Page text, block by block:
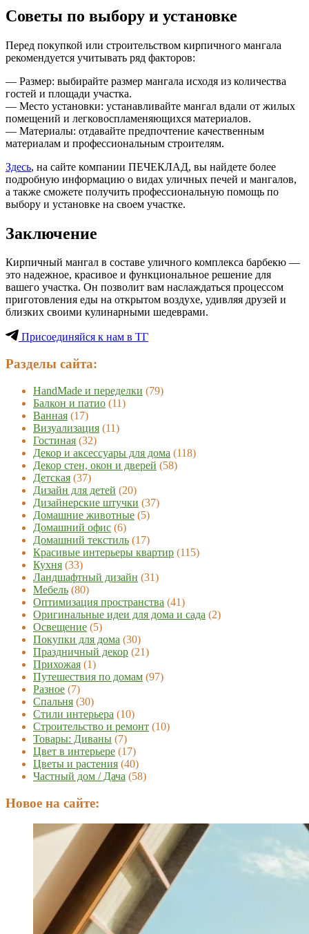
Советы по выбору и установке
Перед покупкой или строительством кирпичного мангала
рекомендуется учитывать ряд факторов:
— Размер: выбирайте размер мангала исходя из количества
гостей и площади участка.
— Место установки: устанавливайте мангал вдали от жилых
помещений и легковоспламеняющихся материалов.
— Материалы: отдавайте предпочтение качественным
материалам и профессиональным строителям.
Здесь, на сайте компании ПЕЧЕКЛАД, вы найдете более
подробную информацию о видах уличных печей и мангалов,
а также сможете получить профессиональную помощь по
выбору и установке на своем участке.
Заключение
Кирпичный мангал в составе уличного комплекса барбекю —
это надежное, красивое и функциональное решение для
вашего участка. Он позволит вам наслаждаться процессом
приготовления еды на открытом воздухе, удивляя друзей и
близких своими кулинарными шедеврами.
Присоединяйся к нам в ТГ
Разделы сайта:
HandMade и переделки (79)
Балкон и патио (11)
Ванная (17)
Визуализация (11)
Гостиная (32)
Декор и аксессуары для дома (118)
Декор стен, окон и дверей (58)
Детская (37)
Дизайн для детей (20)
Дизайнерские штучки (37)
Домашние животные (5)
Домашний офис (6)
Домашний текстиль (17)
Красивые интерьеры квартир (115)
Кухня (33)
Ландшафтный дизайн (31)
Мебель (80)
Оптимизация пространства (41)
Оригинальные идеи для дома и сада (2)
Освещение (5)
Покупки для дома (30)
Праздничный декор (21)
Прихожая (1)
Путешествия по домам (97)
Разное (7)
Спальня (30)
Стили интерьера (10)
Строительство и ремонт (10)
Товары: Диваны (7)
Цвет в интерьере (17)
Цветы и растения (40)
Частный дом / Дача (58)
Новое на сайте: